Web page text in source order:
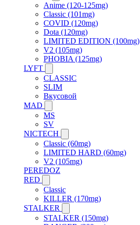
Anime (120-125mg)
Classic (101mg)
COVID (120mg)
Dota (120mg)
LIMITED EDITION (100mg)
V2 (105mg)
PHOBIA (125mg)
LYFT
CLASSIC
SLIM
Вкусовой
MAD
MS
SV
NICTECH
Classic (60mg)
LIMITED HARD (60mg)
V2 (105mg)
PEREDOZ
RED
Classic
KILLER (170mg)
STALKER
STALKER (150mg)